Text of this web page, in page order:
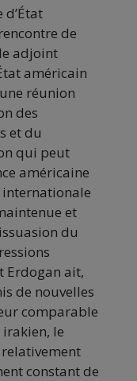
de
adjoint
américain
réunion
des
et du
qui peut
américaine
et
du
Erdogan ait,
de nouvelles
comparable
le
constant de